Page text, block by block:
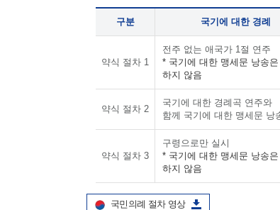
구분 국기에 대한 경례
약식 절차 1
전주 없는 애국가 1절 연주
* 국기에 대한 맹세문 낭송은
하지 않음
약식 절차 2
국기에 대한 경례곡 연주와
함께 국기에 대한 맹세문 낭
약식 절차 3
구령으로만 실시
* 국기에 대한 맹세문 낭송은
하지 않음
국민의례 절차 영상